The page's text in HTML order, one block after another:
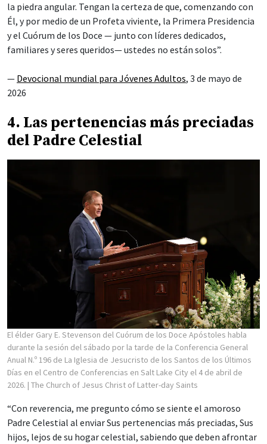
la piedra angular. Tengan la certeza de que, comenzando con
Él, y por medio de un Profeta viviente, la Primera Presidencia
y el Cuórum de los Doce — junto con líderes dedicados,
familiares y seres queridos— ustedes no están solos”.
— Devocional mundial para Jóvenes Adultos, 3 de mayo de
2026
4. Las pertenencias más preciadas
del Padre Celestial
El élder Gary E. Stevenson del Cuórum de los Doce Apóstoles habla
durante la sesión del sábado por la tarde de la Conferencia General
Anual N.º 196 de La Iglesia de Jesucristo de los Santos de los Últimos
Días en el Centro de Conferencias en Salt Lake City el 4 de abril de
2026. | The Church of Jesus Christ of Latter-day Saints
“Con reverencia, me pregunto cómo se siente el amoroso
Padre Celestial al enviar Sus pertenencias más preciadas, Sus
hijos, lejos de su hogar celestial, sabiendo que deben afrontar